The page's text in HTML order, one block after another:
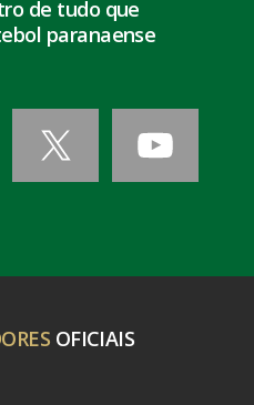
de tudo que
paranaense
OFICIAIS